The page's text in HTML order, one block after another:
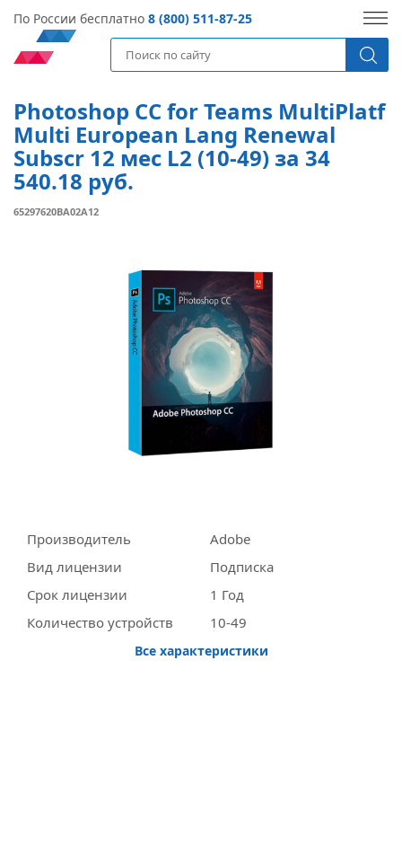
По России бесплатно 8 (800) 511-87-25
Photoshop CC for Teams MultiPlatf
Multi European Lang Renewal
Subscr 12 мес L2 (10-49) за 34
540.18 руб.
65297620BA02A12
Производитель
Adobe
Вид лицензии
Подписка
Срок лицензии
1 Год
Количество устройств
10-49
Все характеристики